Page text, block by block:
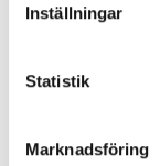
Inställningar
Statistik
Marknadsföring
Hilleanna